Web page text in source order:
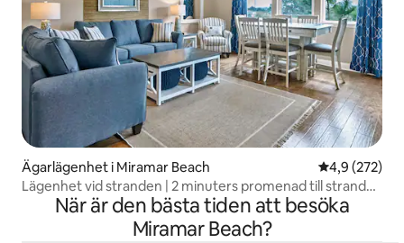
Ägarlägenhet i Miramar Beach 4,9 av 5 i
4,9 (272)
Lägenhet vid stranden | 2 minuters promenad till stranden
| Pool + bubbelpool
När är den bästa tiden att besöka
Miramar Beach?